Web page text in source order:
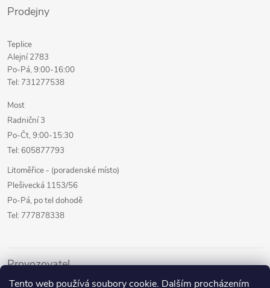
Tento web používá soubory cookie. Dalším procházením
Prodejny
Teplice
Alejní 2783
Po-Pá, 9:00-16:00
Tel: 731277538
Most
Radniční 3
Po-Čt, 9:00-15:30
Tel: 605877793
Litoměřice - (poradenské místo)
Plešivecká 1153/56
Po-Pá, po tel dohodě
Tel: 777878338
Provozovatel